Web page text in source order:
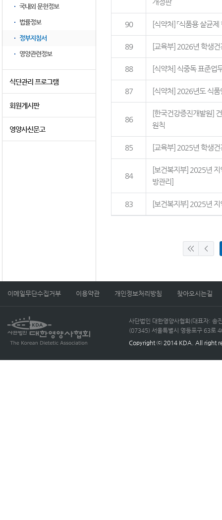
국내외 문헌정보
법률정보
정부지침서
영양관련정보
식단관리 프로그램
회원게시판
영양사신문고
개정판
90 [식약처] 「식품용 살균
89 [교육부] 2026년 학생
88 [식약처] 식중독 표준업
87 [식약처] 2026년도 식
86
[한국건강증진개발원]
원칙
85 [교육부] 2025년 학생
84
[보건복지부] 2025년
방관리]
83 [보건복지부] 2025년
이메일무단수집거부 이용약관 개인정보처리방침 찾아오시는길
사단법인 대한영양사협회(대표자:
(07345) 서울특별시 영등포구 63
Copyright ⓒ 2014 KDA. All right